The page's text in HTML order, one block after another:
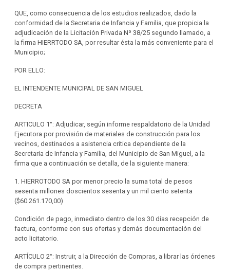
QUE, como consecuencia de los estudios realizados, dado la
conformidad de la Secretaria de Infancia y Familia, que propicia la
adjudicación de la Licitación Privada Nº 38/25 segundo llamado, a
la firma HIERRTODO SA, por resultar ésta la más conveniente para el
Municipio;
POR ELLO:
EL INTENDENTE MUNICIPAL DE SAN MIGUEL
DECRETA
ARTICULO 1°: Adjudicar, según informe respaldatorio de la Unidad
Ejecutora por provisión de materiales de construcción para los
vecinos, destinados a asistencia critica dependiente de la
Secretaria de Infancia y Familia, del Municipio de San Miguel, a la
firma que a continuación se detalla, de la siguiente manera:
1. HIERROTODO SA por menor precio la suma total de pesos
sesenta millones doscientos sesenta y un mil ciento setenta
($60.261.170,00)
Condición de pago, inmediato dentro de los 30 días recepción de
factura, conforme con sus ofertas y demás documentación del
acto licitatorio.
ARTÍCULO 2°: Instruir, a la Dirección de Compras, a librar las órdenes
de compra pertinentes.